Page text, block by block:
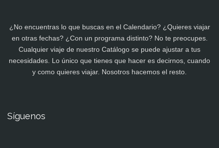
¿No encuentras lo que buscas en el Calendario? ¿Quieres viajar
en otras fechas? ¿Con un programa distinto? No te preocupes.
Cualquier viaje de nuestro Catálogo se puede ajustar a tus
necesidades. Lo único que tienes que hacer es decirnos, cuando
y como quieres viajar. Nosotros hacemos el resto.
Síguenos